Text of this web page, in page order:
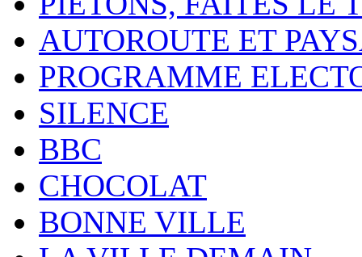
AUTOROUTE ET
PROGRAMME
SILENCE
BBC
CHOCOLAT
BONNE VILLE